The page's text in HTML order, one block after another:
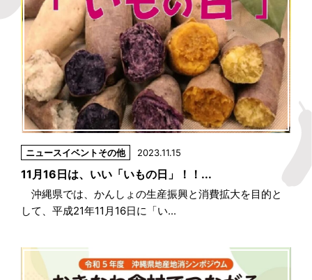
ニュースイベントその他 2023.11.15
11月16日は、いい「いもの日」！！...
沖縄県では、かんしょの生産振興と消費拡大を目的と
して、平成21年11月16日に「い...